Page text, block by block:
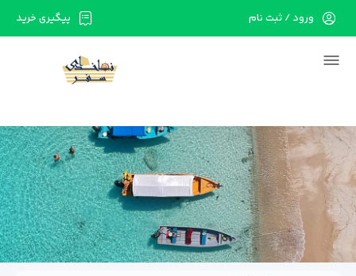
در حال حاضر ارتباط با سرور قطع می باشد لطفا
پیگیری خرید ورود / ثبت نام